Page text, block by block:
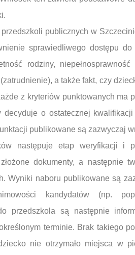
publicznych w
sprawiedliwego dostępu
rodziny,
a także fakt, czy
z kryteriów punktowanych ma
decyduje o ostatecznej
publikowane są zazwyczaj
następuje etap weryfikacji i
dokumenty, a następnie
Wyniki naboru publikowane są
kandydatów (np.
przedszkola są następnie
terminie. Brak takiego
nie otrzymało miejsca w